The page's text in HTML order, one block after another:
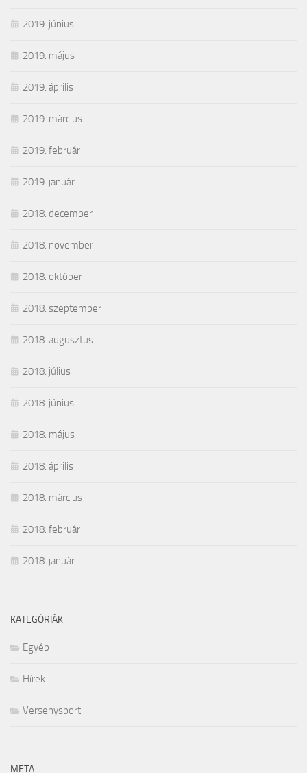
2019. június
2019. május
2019. április
2019. március
2019. február
2019. január
2018. december
2018. november
2018. október
2018. szeptember
2018. augusztus
2018. július
2018. június
2018. május
2018. április
2018. március
2018. február
2018. január
KATEGÓRIÁK
Egyéb
Hírek
Versenysport
META